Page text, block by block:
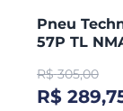
Pneu
57P TL
R$ 305,00
R$